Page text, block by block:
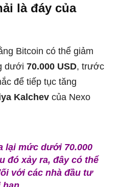
là đáy của
Bitcoin có thể giảm
dưới 70.000 USD, trước
để tiếp tục tăng
Kalchev của Nexo
lại mức dưới 70.000
đó xảy ra, đây có thể
với các nhà đầu tư